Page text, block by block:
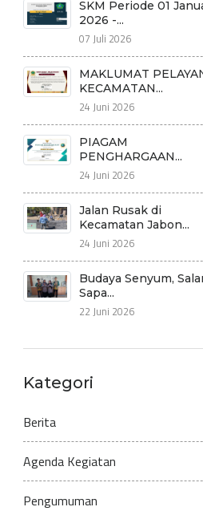
SKM Periode 01
2026 -...
07 Juli 2026
MAKLUMAT
KECAMATAN...
24 Juni 2026
PIAGAM
PENGHARGAAN...
24 Juni 2026
Jalan Rusak di
Kecamatan Jabon...
24 Juni 2026
Budaya Senyum,
Sapa...
22 Juni 2026
Kategori
Berita
Agenda Kegiatan
Pengumuman